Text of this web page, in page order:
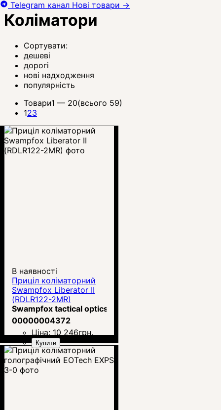
Коліматори
Сортувати:
дешеві
дорогі
нові надходження
популярність
Товари1 — 20(всього 59)
123
В наявності
Приціл коліматорний
Swampfox Liberator II
(RDLR122-2MR)
Swampfox tactical optics
00000004372
Ціна: 10 246грн.
Купити
Telegram канал Нові товари →